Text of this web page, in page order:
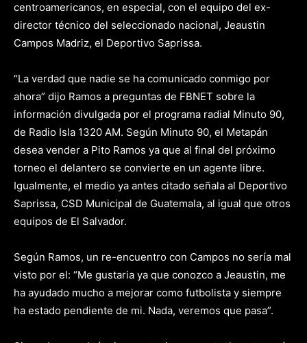
centroamericanos, en especial, con el equipo del ex-
director técnico del seleccionado nacional, Jeaustin
Campos Madriz, el Deportivo Saprissa.
“La verdad que nadie se ha comunicado conmigo por
ahora” dijo Ramos a preguntas de FBNET sobre la
información divulgada por el programa radial Minuto 90,
de Radio Isla 1320 AM. Según Minuto 90, el Metapán
desea vender a Pito Ramos ya que al final del próximo
torneo el delantero se convierte en un agente libre.
Igualmente, el medio ya antes citado señala al Deportivo
Saprissa, CSD Municipal de Guatemala, al igual que otros
equipos de El Salvador.
Según Ramos, un re-encuentro con Campos no sería mal
visto por el: “Me gustaria ya que conozco a Jeaustin, me
ha ayudado mucho a mejorar como futbolista y siempre
ha estado pendiente de mi. Nada, veremos que pasa”.